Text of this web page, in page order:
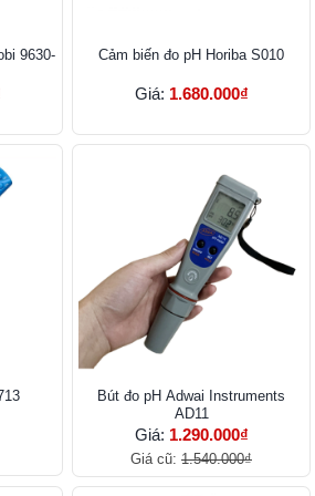
9630-
Cảm biến đo pH Horiba S010
Giá: 1.680.000₫
Bút đo pH Adwai Instruments
AD11
Giá: 1.290.000₫
Giá cũ: 1.540.000₫